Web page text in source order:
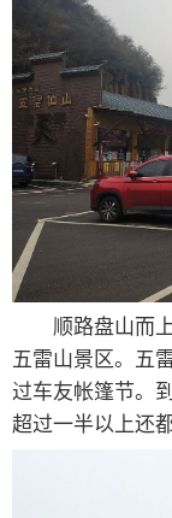
顺路盘山而上
五雷山景区。五
过车友帐篷节。
超过一半以上还